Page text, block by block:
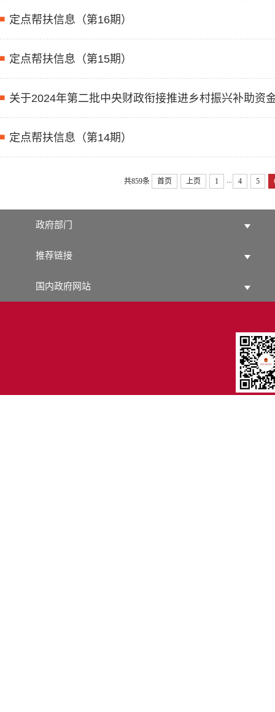
定点帮扶信息（第16期）
定点帮扶信息（第15期）
关于2024年第二批中央财政衔接推进乡村振兴补助资
定点帮扶信息（第14期）
共859条 首页 上页 1 ... 4 5